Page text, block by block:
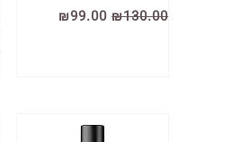
₪130.00
המחיר
המקורי
₪99.00